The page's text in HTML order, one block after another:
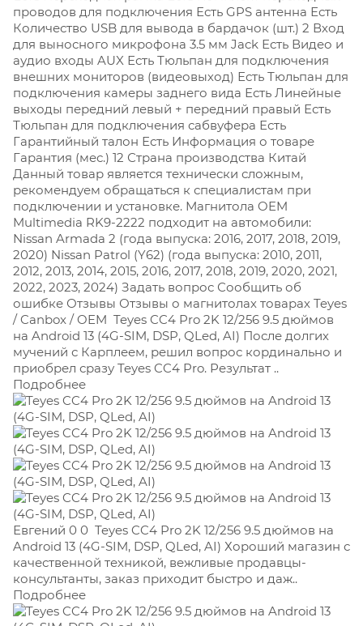
проводов для подключения Есть GPS антенна Есть
Количество USB для вывода в бардачок (шт.) 2 Вход
для выносного микрофона 3.5 мм Jack Есть Видео и
аудио входы AUX Есть Тюльпан для подключения
внешних мониторов (видеовыход) Есть Тюльпан для
подключения камеры заднего вида Есть Линейные
выходы передний левый + передний правый Есть
Тюльпан для подключения сабвуфера Есть
Гарантийный талон Есть Информация о товаре
Гарантия (мес.) 12 Страна производства Китай
Данный товар является технически сложным,
рекомендуем обращаться к специалистам при
подключении и установке. Магнитола OEM
Multimedia RK9-2222 подходит на автомобили:
Nissan Armada 2 (года выпуска: 2016, 2017, 2018, 2019,
2020) Nissan Patrol (Y62) (года выпуска: 2010, 2011,
2012, 2013, 2014, 2015, 2016, 2017, 2018, 2019, 2020, 2021,
2022, 2023, 2024) Задать вопрос Сообщить об
ошибке Отзывы Отзывы о магнитолах товарах Teyes
/ Canbox / OEM Teyes CC4 Pro 2K 12/256 9.5 дюймов
на Android 13 (4G-SIM, DSP, QLed, AI) После долгих
мучений с Карплеем, решил вопрос кординально и
приобрел сразу Teyes CC4 Pro. Результат ..
Подробнее
Евгений 0 0 Teyes CC4 Pro 2K 12/256 9.5 дюймов на
Android 13 (4G-SIM, DSP, QLed, AI) Хороший магазин с
качественной техникой, вежливые продавцы-
консультанты, заказ приходит быстро и даж..
Подробнее